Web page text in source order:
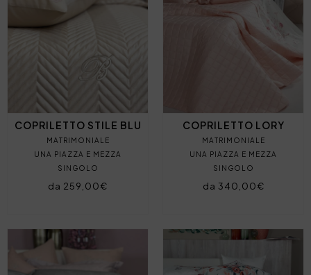
COPRILETTO STILE BLU
MATRIMONIALE
UNA PIAZZA E MEZZA
SINGOLO
da 259,00€
COPRILETTO LORY
MATRIMONIALE
UNA PIAZZA E MEZZA
SINGOLO
da 340,00€